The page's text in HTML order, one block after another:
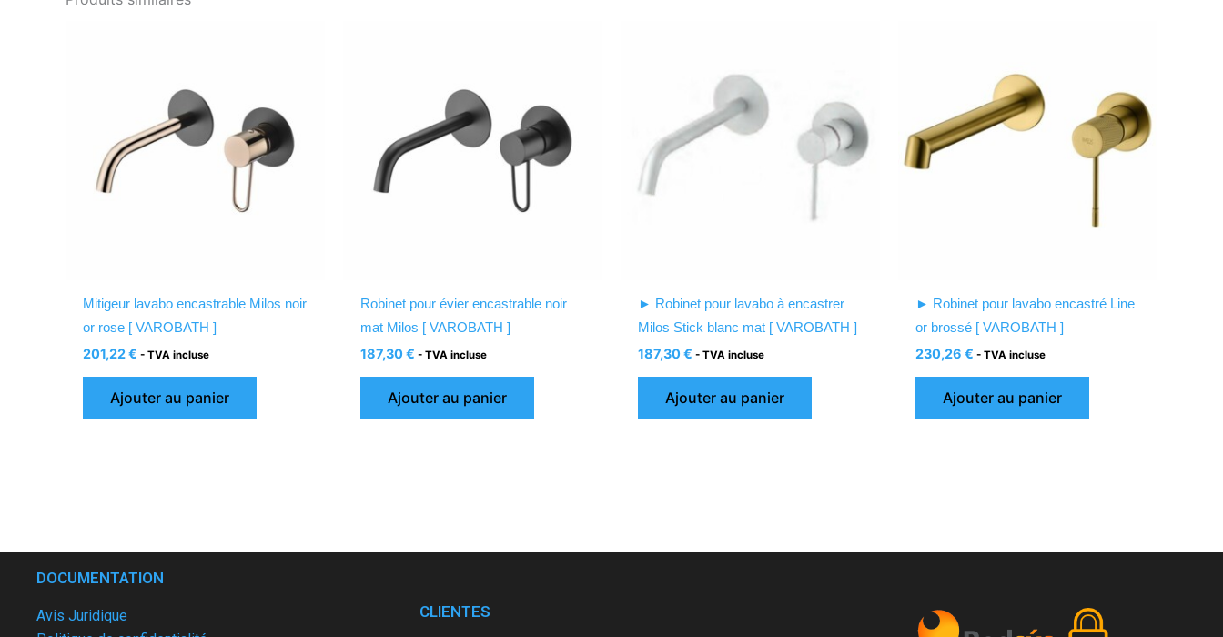
Mitigeur lavabo encastrable Milos noir
or rose [ VAROBATH ]
201,22€ - TVA incluse
Ajouter au panier
Robinet pour évier encastrable noir
mat Milos [ VAROBATH ]
187,30€ - TVA incluse
Ajouter au panier
► Robinet pour lavabo à encastrer
Milos Stick blanc mat [ VAROBATH ]
187,30€ - TVA incluse
Ajouter au panier
► Robinet pour lavabo encastré Line
or brossé [ VAROBATH ]
230,26€ - TVA incluse
Ajouter au panier
DOCUMENTATION
Avis Juridique
CLIENTES